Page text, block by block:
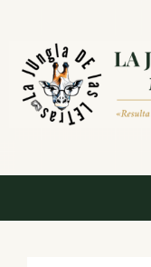
contenido